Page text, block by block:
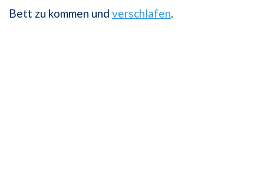
Bett zu kommen und verschlafen